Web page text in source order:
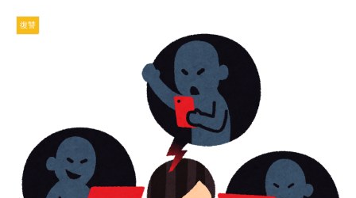
復讐